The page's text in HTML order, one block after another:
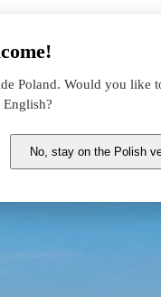
Poland. Would you like
English?
No, stay on the Polish
2019